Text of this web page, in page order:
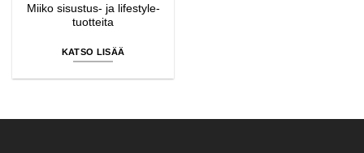
Miiko sisustus- ja lifestyle-
tuotteita
KATSO LISÄÄ